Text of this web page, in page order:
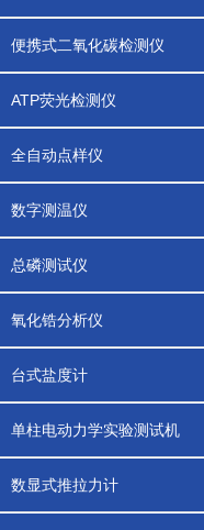
便携式二氧化碳检测仪
ATP荧光检测仪
全自动点样仪
数字测温仪
总磷测试仪
氧化锆分析仪
台式盐度计
单柱电动力学实验测试机
数显式推拉力计